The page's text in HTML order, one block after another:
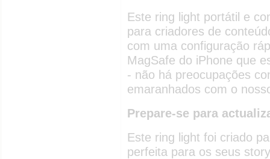
Este ring light portátil e
para criadores de
com uma configuração
MagSafe do iPhone que
- não há preocupações
emaranhados com o
Prepare-se para
Este ring light foi criado
perfeita para os seus